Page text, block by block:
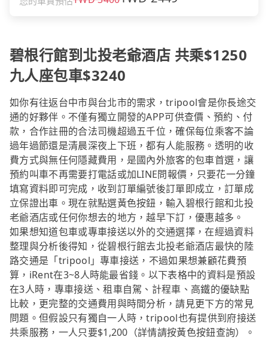
碧根行館到北投老爺酒店 共乘$1250
九人座包車$3240
如你有往返台中市與台北市的需求，tripool會是你長途交
通的好夥伴。不僅有獨立開發的APP可供查價、預約、付
款，合作註冊的合法司機超過五千位，確保每位乘客不論
過年過節還是清晨深夜上下班，都有人能服務。透明的收
費方式與無任何隱藏費用，是國內外旅客的包車首選，讓
預約叫車不再需要打電話或加LINE問報價，只要花一分鐘
填寫資料即可完成，收到訂單編號後訂單即成立，訂單成
立保證出車。現在就點選黃色按鈕，輸入碧根行館和北投
老爺酒店或任何你想去的地方，越早下訂，優惠越多。
如果想知道包車或專車接送以外的交通選擇，在經過資料
整理與分析後得知，從碧根行館去北投老爺酒店最快的陸
路交通是「tripool」專車接送，不過如果想兼顧花費預
算，iRent在3~8人時能最省錢。以下表格中的資料是預設
在3人時，專車接送、租車自駕、計程車、高鐵的優缺點
比較，更完整的交通費用與時間分析，請見更下方的常見
問題。但假設只有獨自一人時，tripool也有提供到府接送
共乘服務，一人只要$1,200（詳情請按黃色按鈕查詢）。